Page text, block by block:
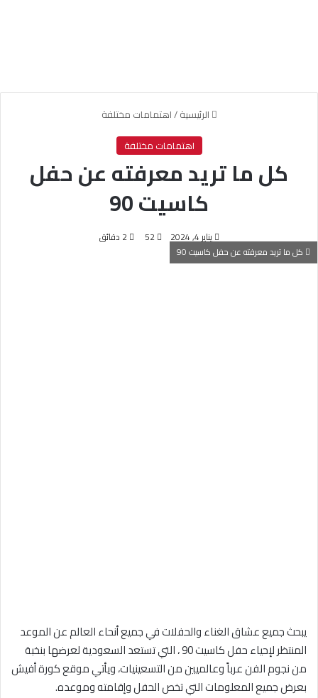
الرئيسية/اهتمامات مختلفة
اهتمامات مختلفة
كل ما تريد معرفته عن حفل
كاسيت 90
يناير 4, 2024 52 2 دقائق
كل ما تريد معرفته عن حفل كاسيت 90
يبحث جميع عشاق الغناء والحفلات في جميع أنحاء العالم عن الموعد
المنتظر لإحياء حفل كاسيت 90 ، التي تستعد السعودية لعرضها بنخبة
من نجوم الفن عرباً وعالميين من التسعينيات، ويأتي موقع كورة أفيش
بعرض جميع المعلومات التي تخص الحفل وإقامته وموعده.